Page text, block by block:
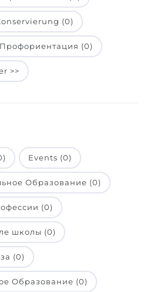
werden
(0)
Профориентация (0)
>>
Events (0)
Образование (0)
(0)
школы (0)
(0)
Образование (0)